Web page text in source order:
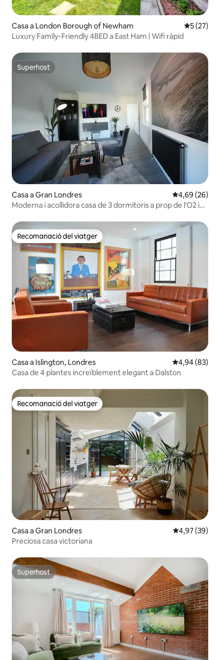
Casa a London Borough of Newham 5 de
5 (27)
Luxury Family-Friendly 4BED a East Ham | Wifi ràpid
Superhost
Superhost
Casa a Gran Londres 4,69 de
4,69 (26)
Moderna i acollidora casa de 3 dormitoris a prop de l'O2 i
Recomanació del viatger
Recomanació del viatger
Casa a Islington, Londres 4,94 de
4,94 (83)
Casa de 4 plantes increïblement elegant a Dalston
Recomanació del viatger
Recomanació del viatger
Casa a Gran Londres 4,97 de
4,97 (39)
Preciosa casa victoriana
Superhost
Superhost